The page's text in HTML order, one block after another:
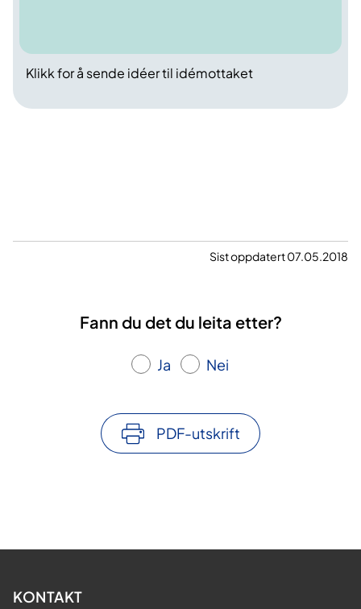
Klikk for å sende idéer til idémottaket
Sist oppdatert 07.05.2018
Fann du det du leita etter?
Ja Nei
PDF-utskrift
KONTAKT